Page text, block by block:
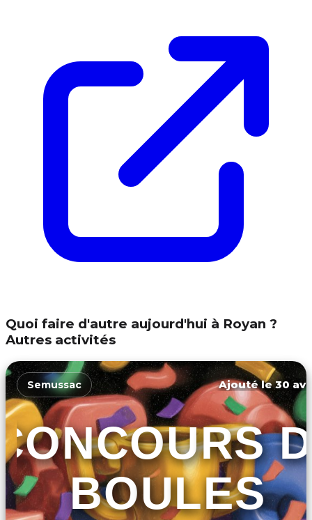
Quoi faire d'autre aujourd'hui à Royan ?
Autres activités
Semussac Ajouté le 30
BOULES